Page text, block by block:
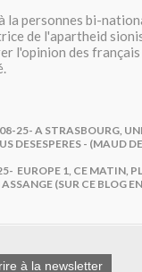
la personnes bi-
de l'apartheid
l'opinion des
25- A STRASBOURG,
DESESPERES - (MAUD
EUROPE 1, CE MATIN,
(SUR CE BLOG
à la newsletter